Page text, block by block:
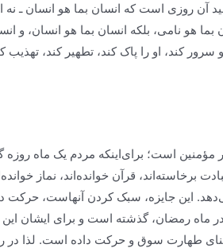
آن روزی است که انسان بما هو انسان ـ نه
بما هو نامی، بلکه انسان بما هو انسان، و
کند، او را پاک کند، تطهیر کند، تهذیب
است؛ برای‌اینکه مردم یک ماه روزه
برخاسته‌اند، قرآن خوانده‌اند، نماز
این جایزه، سبک کردن آنهاست، حرکت
ماه رمضان، گذشته است و برای ایشان این
طهارت سوق و حرکت داده است. لذا در